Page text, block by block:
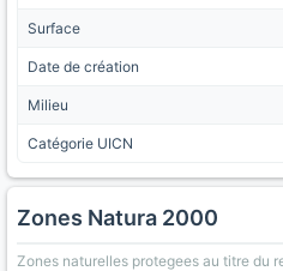
Surface
Date de création
Milieu
Catégorie UICN
Zones Natura 2000
Zones naturelles protegees au titre du